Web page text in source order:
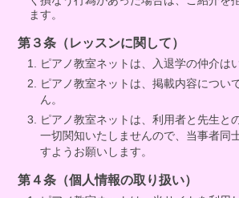
ます。
第３条（レッスンに関して）
ピアノ教室ネットは、入退学の仲介は
ピアノ教室ネットは、掲載内容につい
ん。
ピアノ教室ネットは、利用者と先生と
一切関知いたしませんので、当事者同
すようお願いします。
第４条（個人情報の取り扱い）